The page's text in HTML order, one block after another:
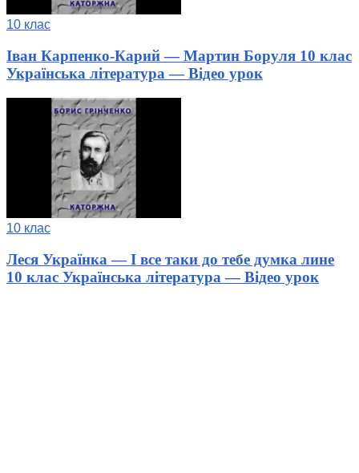
10 клас
Іван Карпенко-Карий — Мартин Боруля 10 клас
Українська література — Відео урок
10 клас
Леся Українка — І все таки до тебе думка лине
10 клас Українська література — Відео урок